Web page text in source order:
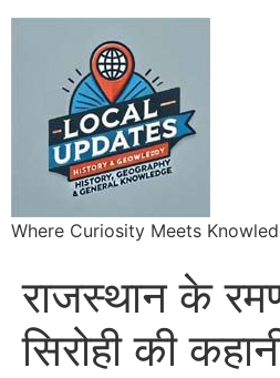
Where Curiosity Meets
राजस्थान के
सिरोही की